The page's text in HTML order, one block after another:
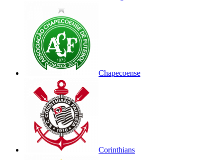
Chapecoense
Corinthians